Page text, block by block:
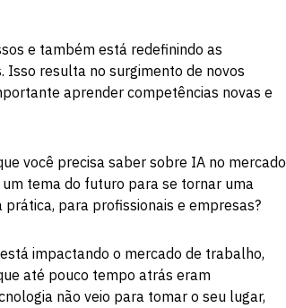
e também está redefinindo as
Isso resulta no surgimento de novos
aprender competências novas e
você precisa saber sobre IA no mercado
tema do futuro para se tornar uma
prática, para profissionais e empresas?
impactando o mercado de trabalho,
até pouco tempo atrás eram
não veio para tomar o seu lugar,